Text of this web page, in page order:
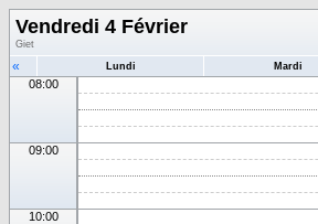
Vendredi 4 Février
Giet
« Lundi Mardi
08:00
09:00
10:00